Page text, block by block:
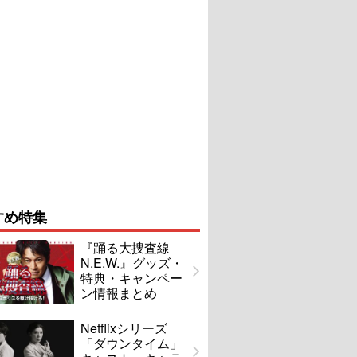
特集
『踊る大捜査線
N.E.W.』グッズ・
特典・キャンペー
ン情報まとめ
Netflixシリーズ
「ダウンタイム」